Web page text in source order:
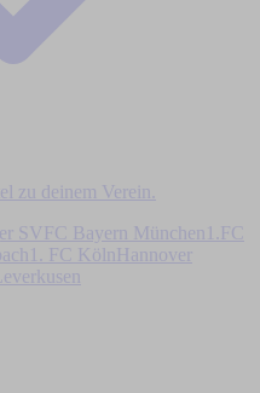
zu deinem Verein.
SV FC Bayern München
1.FC
1. FC Köln
Hannover